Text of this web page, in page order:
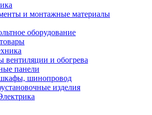
и монтажные материалы
оборудование
вентиляции и обогрева
панели
шинопровод
изделия